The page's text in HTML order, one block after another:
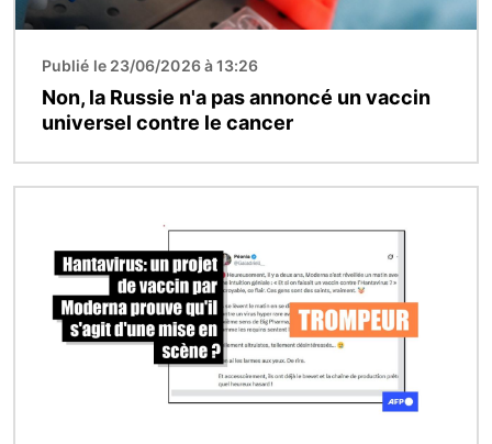
Publié le 23/06/2026 à 13:26
Non, la Russie n'a pas annoncé un vaccin
universel contre le cancer